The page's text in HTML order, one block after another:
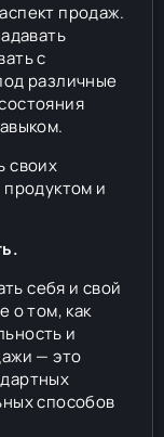
продаж.
с
различные
своих
и
себя и свой
о том, как
и
— это
способов